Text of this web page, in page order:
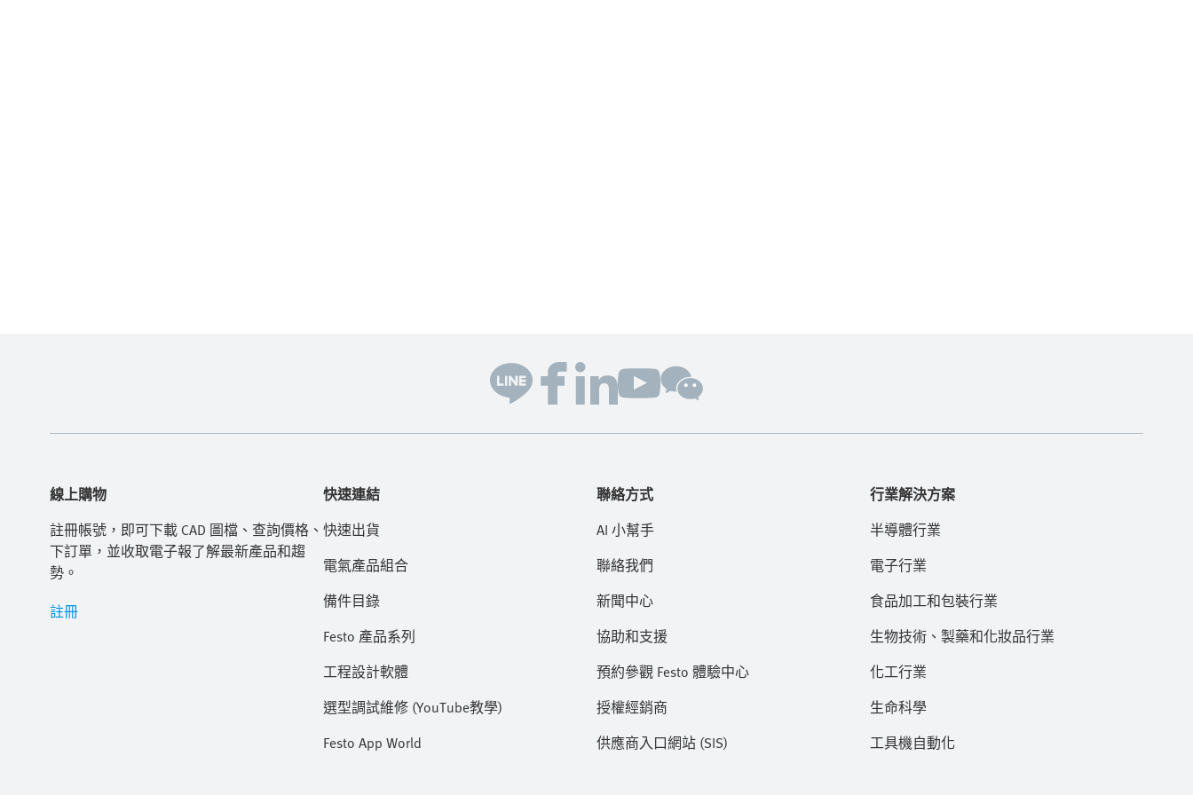
線上購物
註冊帳號，即可下載 CAD 圖檔、查詢價格、
下訂單，並收取電子報了解最新產品和趨
勢。
註冊
快速連結
快速出貨
電氣產品組合
備件目錄
Festo 產品系列
工程設計軟體
選型調試維修 (YouTube教學)
Festo App World
聯絡方式
AI 小幫手
聯絡我們
新聞中心
協助和支援
預約參觀 Festo 體驗中心
授權經銷商
供應商入口網站 (SIS)
行業解決方案
半導體行業
電子行業
食品加工和包裝行業
生物技術、製藥和化妝品行業
化工行業
生命科學
工具機自動化